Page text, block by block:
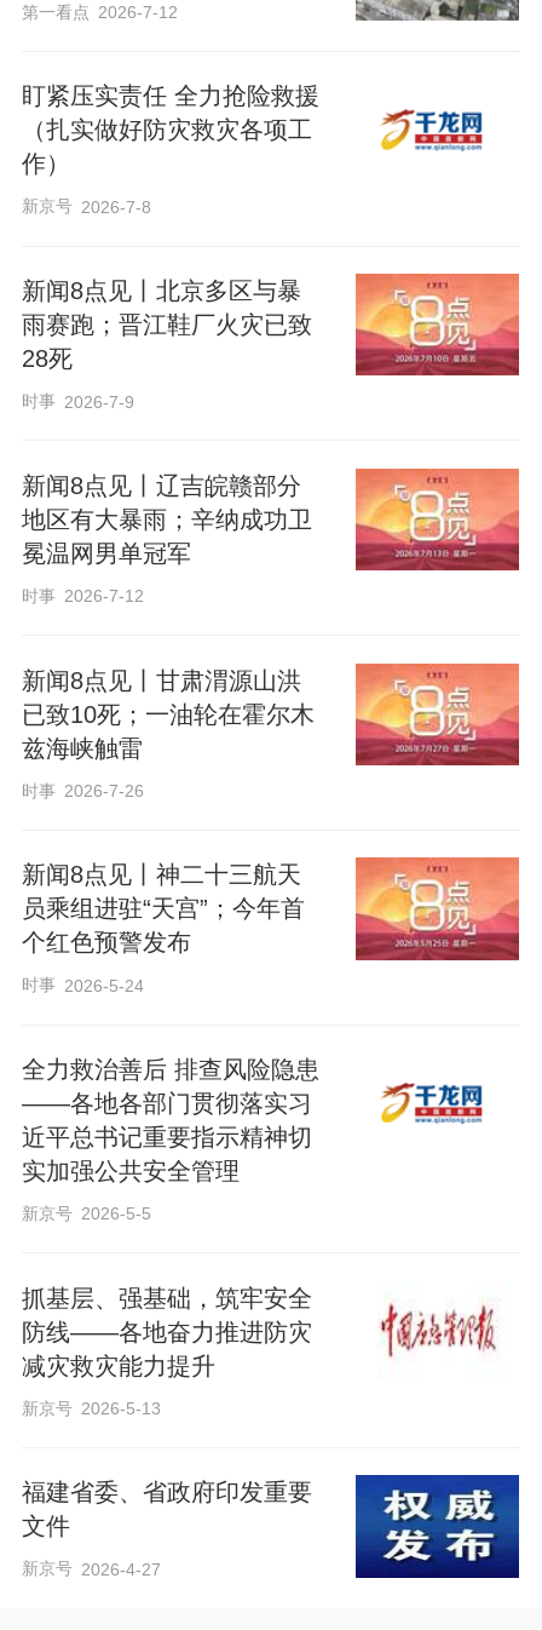
第一看点 2026-7-12
盯紧压实责任 全力抢险救援
（扎实做好防灾救灾各项工
作）
新京号 2026-7-8
新闻8点见丨北京多区与暴
雨赛跑；晋江鞋厂火灾已致
28死
时事 2026-7-9
新闻8点见丨辽吉皖赣部分
地区有大暴雨；辛纳成功卫
冕温网男单冠军
时事 2026-7-12
新闻8点见丨甘肃渭源山洪
已致10死；一油轮在霍尔木
兹海峡触雷
时事 2026-7-26
新闻8点见丨神二十三航天
员乘组进驻“天宫”；今年首
个红色预警发布
时事 2026-5-24
全力救治善后 排查风险隐患
——各地各部门贯彻落实习
近平总书记重要指示精神切
实加强公共安全管理
新京号 2026-5-5
抓基层、强基础，筑牢安全
防线——各地奋力推进防灾
减灾救灾能力提升
新京号 2026-5-13
福建省委、省政府印发重要
文件
新京号 2026-4-27